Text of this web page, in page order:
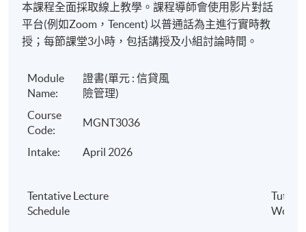
II.信貸管理流程與系統
- 全面的信貸管理模型
- 信貸管理人員的職責
- 信貸管理系統
- 商業詐騙預防
本課程全面採取線上教學。課程導師會使用影片對話
平台(例如Zoom，Tencent) 以普通話為主進行實時教
授；每節課堂3小時，包括講授及小組討論時間。
Module
Name:
證書(單元 :信貸風
險管理)
Course
Code:
MGNT3036
Intake: April 2026
Tentative Lecture
Schedule
Wong